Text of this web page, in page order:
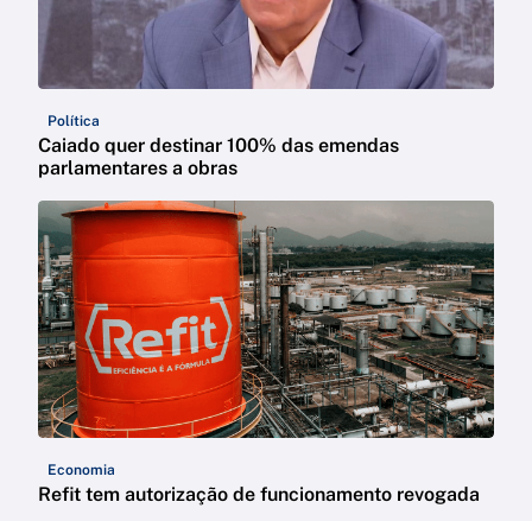
Política
Caiado quer destinar 100% das emendas
parlamentares a obras
Economia
Refit tem autorização de funcionamento revogada